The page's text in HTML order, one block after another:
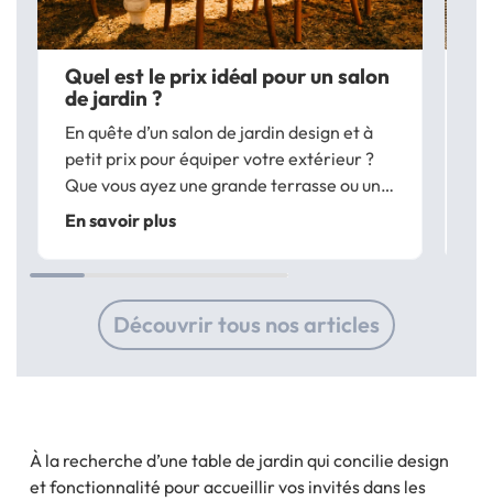
Quel est le prix idéal pour un salon
de jardin ?
En quête d’un salon de jardin design et à
petit prix pour équiper votre extérieur ?
Que vous ayez une grande terrasse ou un
petit balcon, il est toujours agréable de se
prélasser à l’extérieur… Et pour en
profiter pleinement, choisissez un salon...
En savoir plus
Découvrir tous nos articles
À la recherche d’une table de jardin qui concilie design
et fonctionnalité pour accueillir vos invités dans les